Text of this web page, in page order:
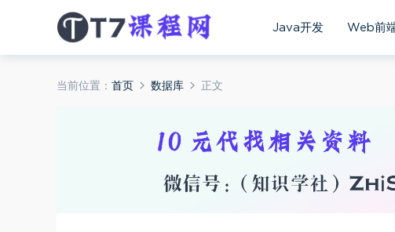
Java开发 Web前
当前位置： 首页 数据库 正文